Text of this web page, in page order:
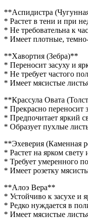
**Аспидистра
* Растет в тени и при
* Не требовательна к
* Имеет плотные,
**Хавортия (Зебра)**
* Переносит засуху и
* Не требует частого
* Имеет мясистые
**Крассула Овата
* Прекрасно переносит
* Предпочитает яркий
* Образует пухлые
**Эхеверия (Каменная
* Растет на ярком свету
* Требует умеренного
* Имеет розетку
**Алоэ Вера**
* Устойчиво к засухе и
* Редко нуждается в
* Имеет мясистые